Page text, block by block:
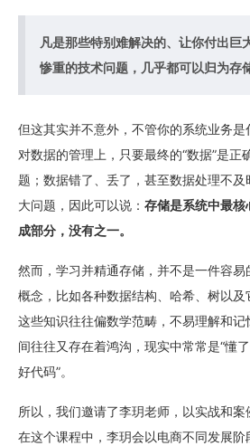
凡是那些特别难解决的、让你付出巨
惨重的技术问题，几乎都可以归为存
但这其实并不意外，不管你的系统业务
对数据的管理上，只要最终的“数据”是正
题；数据错了、丢了，甚至数据处理不
大问题，因此可以说： 存储是系统中最核
成部分，没有之一。
然而，学习并精通存储，并不是一件容
概念，比如各种数据结构、哈希、树以及
这些知识往往偏数学范畴，不易理解和记
间往往又存在着鸿沟，现实中常常是“懂
好代码”。
所以，我们邀请了李玥老师，以实战和案
在这个课程中，李玥会以电商不同发展